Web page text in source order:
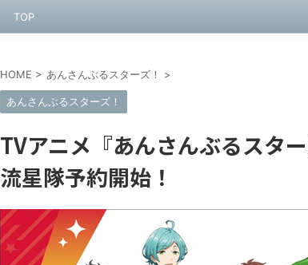
TOP
HOME > あんさんぶるスターズ！ >
あんさんぶるスターズ！
TVアニメ『あんさんぶるスタ
流星隊予約開始！